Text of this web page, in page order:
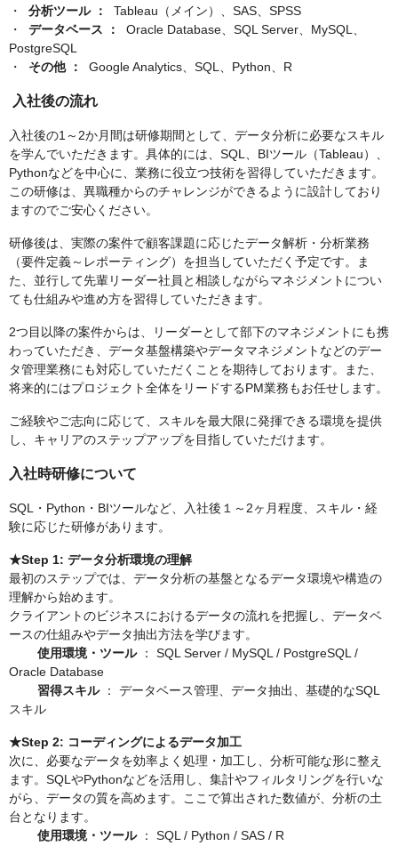
・ 分析ツール ：
Tableau（メイン）、SAS、SPSS
・ データベース ：
Oracle Database、SQL Server、MySQL、
PostgreSQL
・ その他 ： Google Analytics、SQL、Python、R
入社後の流れ
入社後の1～2か月間は研修期間として、データ分析に必要なスキル
を学んでいただきます。具体的には、SQL、BIツール（Tableau）、
Pythonなどを中心に、業務に役立つ技術を習得していただきます。
この研修は、異職種からのチャレンジができるように設計しており
ますのでご安心ください。
研修後は、実際の案件で顧客課題に応じたデータ解析・分析業務
（要件定義～レポーティング）を担当していただく予定です。ま
た、並行して先輩リーダー社員と相談しながらマネジメントについ
ても仕組みや進め方を習得していただきます。
2つ目以降の案件からは、リーダーとして部下のマネジメントにも携
わっていただき、データ基盤構築やデータマネジメントなどのデー
タ管理業務にも対応していただくことを期待しております。また、
将来的にはプロジェクト全体をリードするPM業務もお任せします。
ご経験やご志向に応じて、スキルを最大限に発揮できる環境を提供
し、キャリアのステップアップを目指していただけます。
入社時研修について
SQL・Python・BIツールなど、入社後１～2ヶ月程度、スキル・経
験に応じた研修があります。
★Step 1: データ分析環境の理解
最初のステップでは、データ分析の基盤となるデータ環境や構造の
理解から始めます。
クライアントのビジネスにおけるデータの流れを把握し、データベ
ースの仕組みやデータ抽出方法を学びます。
使用環境・ツール： SQL Server / MySQL / PostgreSQL /
Oracle Database
習得スキル： データベース管理、データ抽出、基礎的なSQL
スキル
★Step 2: コーディングによるデータ加工
次に、必要なデータを効率よく処理・加工し、分析可能な形に整え
ます。SQLやPythonなどを活用し、集計やフィルタリングを行いな
がら、データの質を高めます。ここで算出された数値が、分析の土
台となります。
使用環境・ツール： SQL / Python / SAS / R